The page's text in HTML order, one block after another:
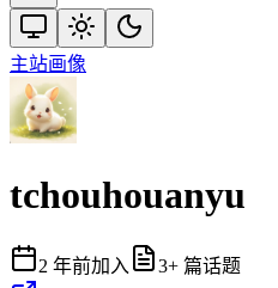
主站画像
tchouhouanyu
2 年前加入 3+ 篇话题